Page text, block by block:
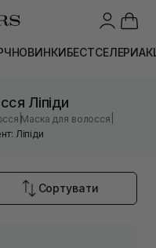
НОВИНКИБЕСТСЕЛЕРИ
Ліпіди
|Маска для волосся
Ліпіди
Сортувати